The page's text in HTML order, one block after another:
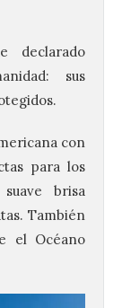
declarado
sus
con
para los
brisa
También
el Océano